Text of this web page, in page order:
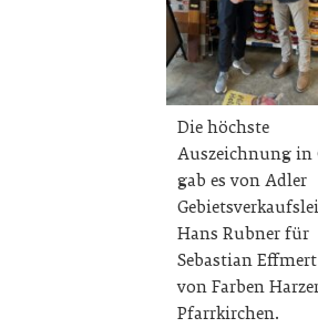
Die höchste
Auszeichnung in
gab es von Adler
Hans Rubner für
Sebastian
von Farben
Pfarrkirchen.